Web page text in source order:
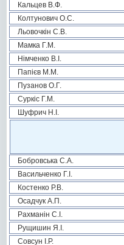
Кальцев В.Ф.
Колтунович О.С.
Льовочкін С.В.
Мамка Г.М.
Німченко В.І.
Папієв М.М.
Пузанов О.Г.
Суркіс Г.М.
Шуфрич Н.І.
Бобровська С.А.
Васильченко Г.І.
Костенко Р.В.
Осадчук А.П.
Рахманін С.І.
Рущишин Я.І.
Совсун І.Р.